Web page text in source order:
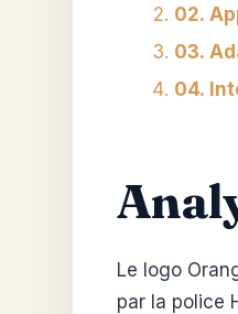
02.
03.
04.
Le logo
par la police